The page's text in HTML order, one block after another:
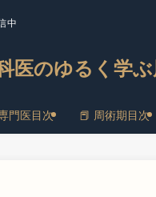
中
医のゆるく学
門医目次 📕 周術期目次